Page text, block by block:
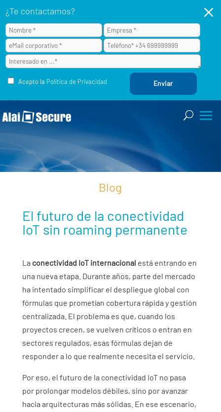
¿Te contactamos?
Acepto la Política de Privacidad
M
Blog
El futuro de la conectividad
IoT sin roaming permanente
La conectividad IoT internacional está entrando en
una nueva etapa. Durante años, parte del mercado
ha intentado simplificar el despliegue global con
fórmulas que prometían cobertura rápida y gestión
centralizada. El problema es que, cuando los
proyectos crecen, se vuelven críticos o entran en
sectores regulados, esas fórmulas dejan de
responder a lo que realmente necesita el servicio.
Por eso, el futuro de la conectividad IoT no pasa
por prolongar modelos débiles, sino por avanzar
hacia arquitecturas más sólidas. En ese escenario,